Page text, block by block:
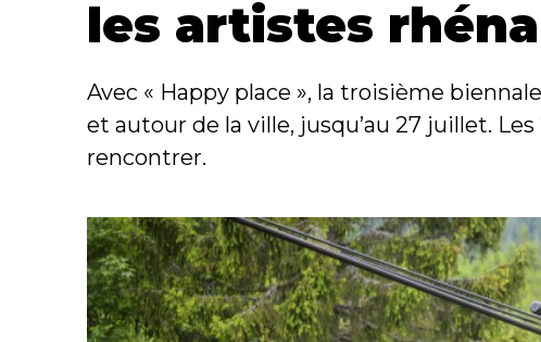
les artistes
Avec « Happy place », la troisième
et autour de la ville, jusqu’au 27 juillet.
rencontrer.